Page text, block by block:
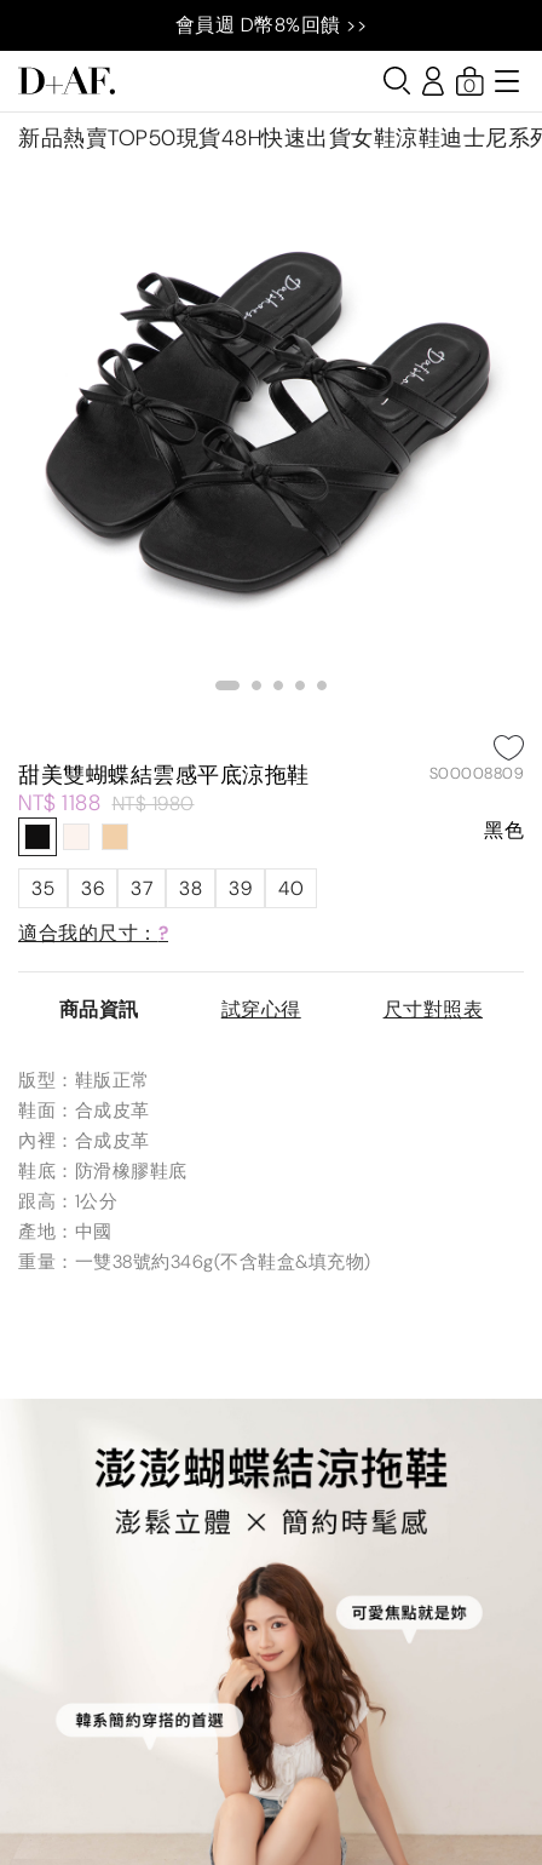
會員週 D幣8%回饋 >>
新品熱賣TOP50現貨48H快速出貨女鞋涼鞋迪士尼系
0
甜美雙蝴蝶結雲感平底涼拖鞋 S00008809
NT$ 1188 NT$ 1980
黑色
35 36 37 38 39
40
適合我的尺寸： ?
商品資訊 試穿心得 尺寸對照表
版型：鞋版正常
鞋面：合成皮革
內裡：合成皮革
鞋底：防滑橡膠鞋底
跟高：1公分
產地：中國
重量：一雙38號約346g(不含鞋盒&填充物)